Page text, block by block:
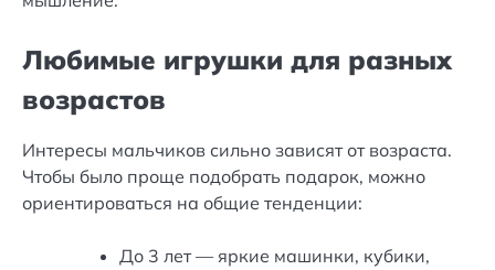
Любимые игрушки для разных
возрастов
Интересы мальчиков сильно зависят от возраста.
Чтобы было проще подобрать подарок, можно
ориентироваться на общие тенденции:
До 3 лет — яркие машинки, кубики,